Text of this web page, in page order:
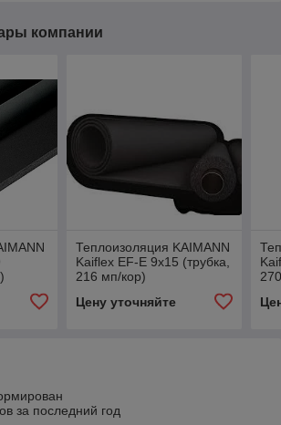
компании
Теплоизоляция KAIMANN
Kaiflex EF-E 9x15 (трубка,
216 мп/кор)
Цену уточняйте
за последний год